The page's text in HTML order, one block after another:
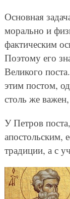
Основная
морально и
фактическим
Поэтому его
Великого
этим постом,
столь же
У Петров
апостольским,
традиции, а с